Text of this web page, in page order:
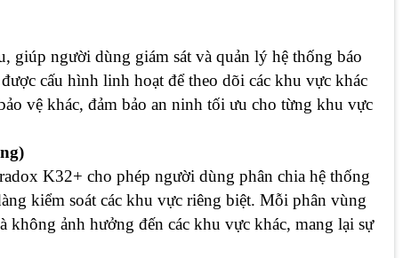
giúp người dùng giám sát và quản lý hệ thống báo
cấu hình linh hoạt để theo dõi các khu vực khác
vệ khác, đảm bảo an ninh tối ưu cho từng khu vực
K32+ cho phép người dùng phân chia hệ thống
kiểm soát các khu vực riêng biệt. Mỗi phân vùng
không ảnh hưởng đến các khu vực khác, mang lại sự